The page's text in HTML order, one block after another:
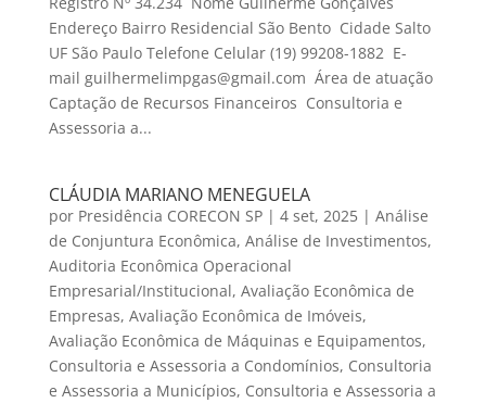
Endereço Bairro Residencial São Bento Cidade Salto
UF São Paulo Telefone Celular (19) 99208-1882 E-
mail guilhermelimpgas@gmail.com Área de atuação
Captação de Recursos Financeiros Consultoria e
Assessoria a...
CLÁUDIA MARIANO MENEGUELA
por Presidência CORECON SP| 4 set, 2025| Análise
de Conjuntura Econômica, Análise de Investimentos,
Auditoria Econômica Operacional
Empresarial/Institucional, Avaliação Econômica de
Empresas, Avaliação Econômica de Imóveis,
Avaliação Econômica de Máquinas e Equipamentos,
Consultoria e Assessoria a Condomínios, Consultoria
e Assessoria a Municípios, Consultoria e Assessoria a